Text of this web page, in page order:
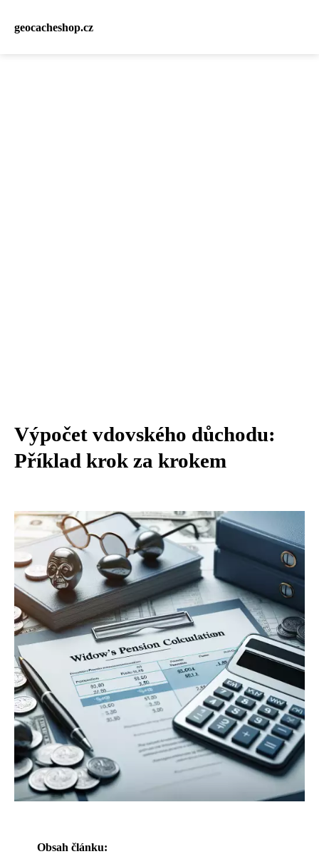
geocacheshop.cz
Výpočet vdovského důchodu:
Příklad krok za krokem
Obsah článku: